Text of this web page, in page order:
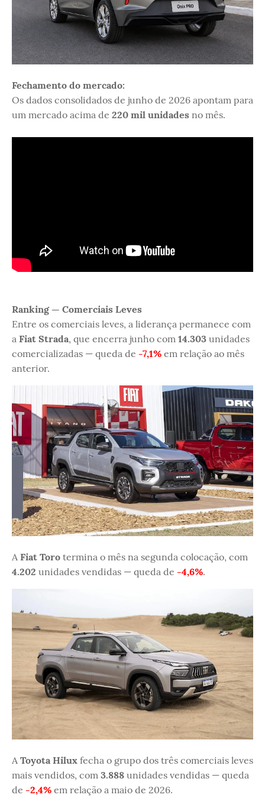
Fechamento do mercado:
Os dados consolidados de junho de 2026 apontam para
um mercado acima de 220 mil unidades no mês.
Ranking — Comerciais Leves
Entre os comerciais leves, a liderança permanece com
a Fiat Strada, que encerra junho com 14.303 unidades
comercializadas — queda de -7,1% em relação ao mês
anterior.
A Fiat Toro termina o mês na segunda colocação, com
4.202 unidades vendidas — queda de -4,6%.
A Toyota Hilux fecha o grupo dos três comerciais leves
mais vendidos, com 3.888 unidades vendidas — queda
de -2,4% em relação a maio de 2026.